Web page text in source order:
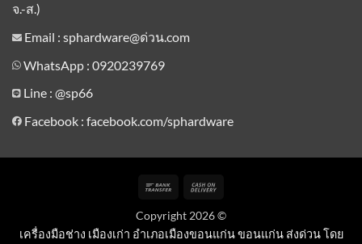
จ.-ส.)
Email : sphardware@ด่วน.com
WhatsApp : 0920239769
Line : @sp66
Facebook : facebook.com/sphardware
Bank
Delivery
Copyright 2026 ©
เครื่องมือช่าง เมืองเก่า อำเภอเมืองขอนแก่น ขอนแก่น ส่งด่วน โดย